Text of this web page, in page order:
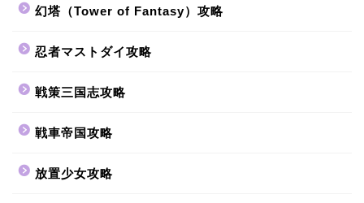
幻塔（Tower of Fantasy）攻略
忍者マストダイ攻略
戦策三国志攻略
戦車帝国攻略
放置少女攻略